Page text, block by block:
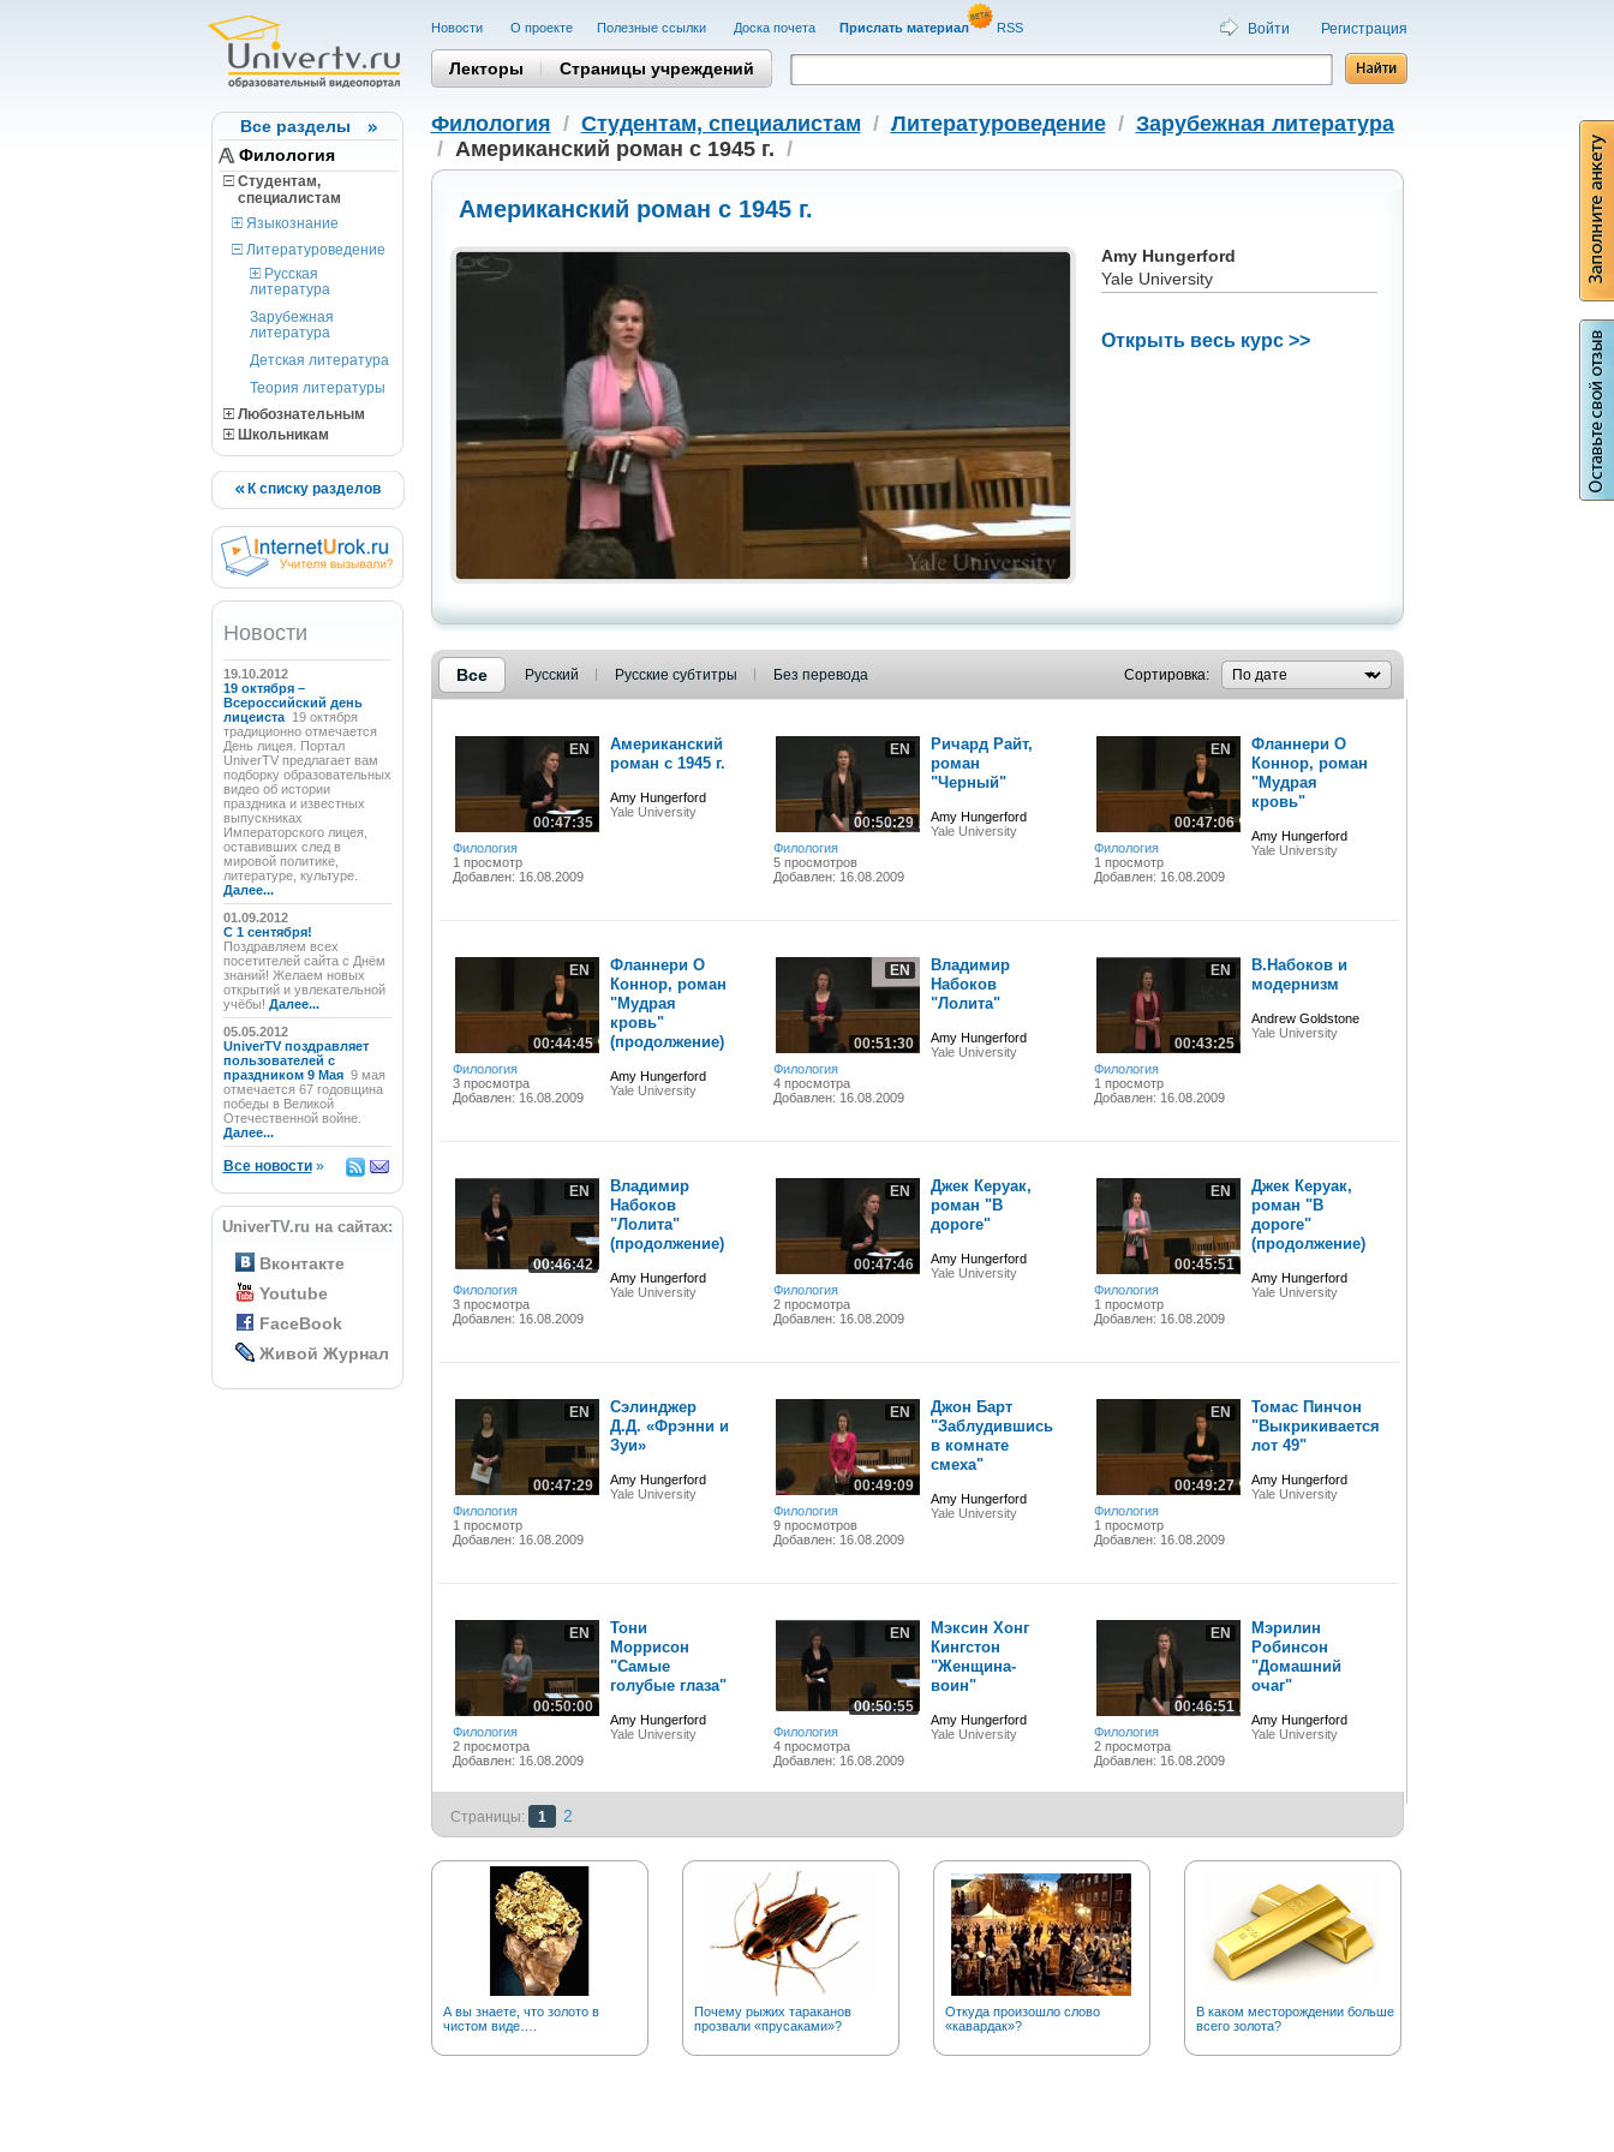
Все разделы
Филология
Студентам,
cпециалистам
Языкознание
Литературоведение
Русская
литература
Зарубежная
литература
Детская литература
Теория литературы
Любознательным
Школьникам
К списку разделов
Новости
19.10.2012
19 октября –
Всероссийский день
лицеиста 19 октября
традиционно отмечается
День лицея. Портал
UniverTV предлагает вам
подборку образовательных
видео об истории
праздника и известных
выпускниках
Императорского лицея,
оставивших след в
мировой политике,
литературе, культуре.
Далее...
01.09.2012
C 1 сентября!
Поздравляем всех
посетителей сайта с Днём
знаний! Желаем новых
открытий и увлекательной
учёбы! Далее...
05.05.2012
UniverTV поздравляет
пользователей с
праздником 9 Мая 9 мая
отмечается 67 годовщина
победы в Великой
Отечественной войне.
Далее...
Все новости»
UniverTV.ru на сайтах:
Вконтакте
Youtube
FaceBook
Живой Журнал
Новости О проекте Полезные cсылки Доска почета Прислать материал RSS Войти Регистрация
Лекторы Страницы учреждений
Филология / Студентам, cпециалистам / Литературоведение/ Зарубежная литература
/ Американский роман с 1945 г. /
Американский роман с 1945 г.
Amy Hungerford
Yale University
Открыть весь курс >>
Все Русский Русские субтитры Без перевода Сортировка:
EN
00:47:35
Филология
1 просмотр
Добавлен: 16.08.2009
Американский
роман с 1945 г.
Amy Hungerford
Yale University
EN
00:50:29
Филология
5 просмотров
Добавлен: 16.08.2009
Ричард Райт,
роман
"Черный"
Amy Hungerford
Yale University
EN
00:47:06
Филология
1 просмотр
Добавлен: 16.08.2009
Фланнери О
Коннор, роман
"Мудрая
кровь"
Amy Hungerford
Yale University
EN
00:44:45
Филология
3 просмотра
Добавлен: 16.08.2009
Фланнери О
Коннор, роман
"Мудрая
кровь"
(продолжение)
Amy Hungerford
Yale University
EN
00:51:30
Филология
4 просмотра
Добавлен: 16.08.2009
Владимир
Набоков
"Лолита"
Amy Hungerford
Yale University
EN
00:43:25
Филология
1 просмотр
Добавлен: 16.08.2009
В.Набоков и
модернизм
Andrew Goldstone
Yale University
EN
00:46:42
Филология
3 просмотра
Добавлен: 16.08.2009
Владимир
Набоков
"Лолита"
(продолжение)
Amy Hungerford
Yale University
EN
00:47:46
Филология
2 просмотра
Добавлен: 16.08.2009
Джек Керуак,
роман "В
дороге"
Amy Hungerford
Yale University
EN
00:45:51
Филология
1 просмотр
Добавлен: 16.08.2009
Джек Керуак,
роман "В
дороге"
(продолжение)
Amy Hungerford
Yale University
EN
00:47:29
Филология
1 просмотр
Добавлен: 16.08.2009
Сэлинджер
Д.Д. «Фрэнни и
Зуи»
Amy Hungerford
Yale University
EN
00:49:09
Филология
9 просмотров
Добавлен: 16.08.2009
Джон Барт
"Заблудившись
в комнате
смеха"
Amy Hungerford
Yale University
EN
00:49:27
Филология
1 просмотр
Добавлен: 16.08.2009
Томас Пинчон
"Выкрикивается
лот 49"
Amy Hungerford
Yale University
EN
00:50:00
Филология
2 просмотра
Добавлен: 16.08.2009
Тони
Моррисон
"Самые
голубые глаза"
Amy Hungerford
Yale University
EN
00:50:55
Филология
4 просмотра
Добавлен: 16.08.2009
Мэксин Хонг
Кингстон
"Женщина-
воин"
Amy Hungerford
Yale University
EN
00:46:51
Филология
2 просмотра
Добавлен: 16.08.2009
Мэрилин
Робинсон
"Домашний
очаг"
Amy Hungerford
Yale University
Страницы: 1 2
А вы знаете, что золото в
чистом виде….
Почему рыжих тараканов
прозвали «прусаками»?
Откуда произошло слово
«кавардак»?
В каком месторождении больше
всего золота?